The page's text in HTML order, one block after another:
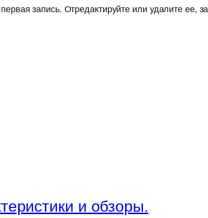
запись. Отредактируйте или удалите ее,
и обзоры.